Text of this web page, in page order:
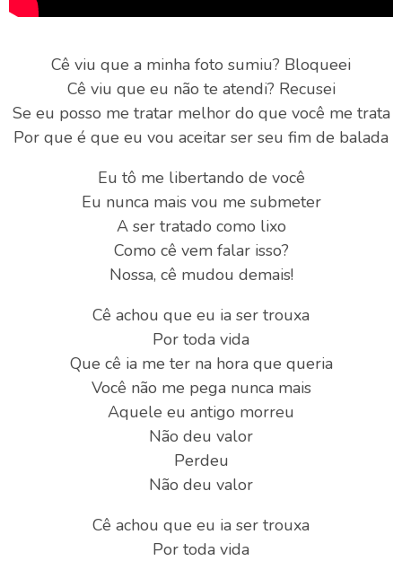
Cê viu que a minha foto sumiu? Bloqueei
Cê viu que eu não te atendi? Recusei
Se eu posso me tratar melhor do que você me trata
Por que é que eu vou aceitar ser seu fim de balada
Eu tô me libertando de você
Eu nunca mais vou me submeter
A ser tratado como lixo
Como cê vem falar isso?
Nossa, cê mudou demais!
Cê achou que eu ia ser trouxa
Por toda vida
Que cê ia me ter na hora que queria
Você não me pega nunca mais
Aquele eu antigo morreu
Não deu valor
Perdeu
Não deu valor
Cê achou que eu ia ser trouxa
Por toda vida